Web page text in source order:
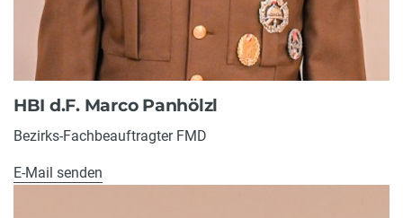
HBI d.F. Marco Panhölzl
Bezirks-Fachbeauftragter FMD
E-Mail senden